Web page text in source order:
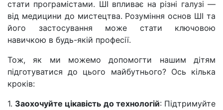
стати програмістами. ШІ впливає на різні галузі —
від медицини до мистецтва. Розуміння основ ШІ та
його застосування може стати ключовою
навичкою в будь-якій професії.
Тож, як ми можемо допомогти нашим дітям
підготуватися до цього майбутнього? Ось кілька
кроків:
1. Заохочуйте цікавість до технологій: Підтримуйте